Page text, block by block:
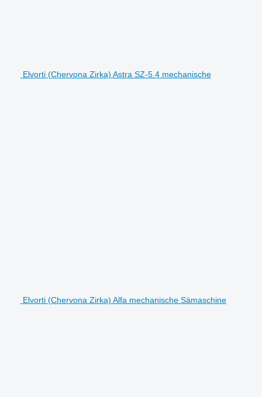
Elvorti (Chervona Zirka) Astra SZ-5.4 mechanische
Elvorti (Chervona Zirka) Alfa mechanische Sämaschine